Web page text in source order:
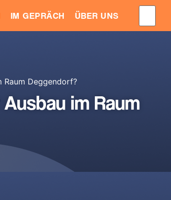
IM GEPRÄCH ÜBER UNS
Raum Deggendorf?
im Raum